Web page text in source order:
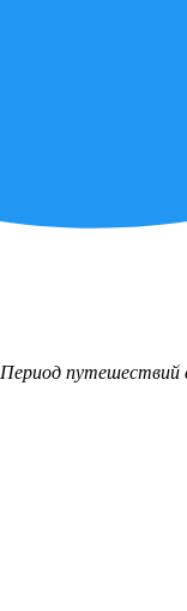
Период путешествий